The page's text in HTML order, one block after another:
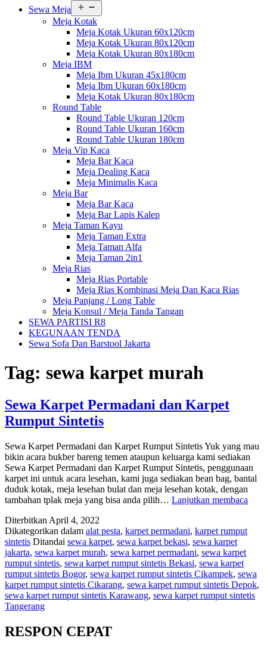
Sewa Meja
menu
Meja Kotak
Meja Kotak Ukuran 60x120cm
Meja Kotak Ukuran 80x120cm
Meja Kotak Ukuran 80x180cm
Meja IBM
Meja Ibm Ukuran 45x180cm
Meja Ibm Ukuran 60x180cm
Meja Kotak Ukuran 80x180cm
Round Table
Round Table Ukuran 120cm
Round Table Ukuran 160cm
Round Table Ukuran 180cm
Meja Vip Kaca
Meja Bar Kaca
Meja Dealing Kaca
Meja Minimalis Kaca
Meja Bar
Meja Bar Kaca
Meja Bar Lapis Kalep
Meja Taman Kayu
Meja Taman Extra
Meja Taman Alfa
Meja Taman 2in1
Meja Rias
Meja Rias Portable
Meja Rias Kombinasi Meja Dan Kaca Rias
Meja Panjang / Long Table
Meja Konsul / Meja Tanda Tangan
SEWA PARTISI R8
KEGUNAAN TENDA
Sewa Sofa Dan Barstool Jakarta
Tag: sewa karpet murah
Sewa Karpet Permadani dan Karpet
Rumput Sintetis
Sewa Karpet Permadani dan Karpet Rumput Sintetis Yuk yang mau
bikin acara bukber bareng temen ataupun keluarga kami sediakan
Sewa Karpet Permadani dan Karpet Rumput Sintetis, penggunaan
karpet ini untuk acara lesehan, kami juga sediakan bean bag, bantal
duduk kotak, meja lesehan bulat dan meja lesehan kotak, dengan
tambahan tplak meja yang bisa anda pilih… Lanjutkan membaca
dan
Diterbitkan April 4, 2022
Dikategorikan dalam alat pesta, karpet permadani, karpet rumput
sintetis Ditandai sewa karpet, sewa karpet bekasi, sewa karpet
jakarta, sewa karpet murah, sewa karpet permadani, sewa karpet
rumput sintetis, sewa karpet rumput sintetis Bekasi, sewa karpet
rumput sintetis Bogor, sewa karpet rumput sintetis Cikampek, sewa
karpet rumput sintetis Cikarang, sewa karpet rumput sintetis Depok,
sewa karpet rumput sintetis Karawang, sewa karpet rumput sintetis
Tangerang
RESPON CEPAT